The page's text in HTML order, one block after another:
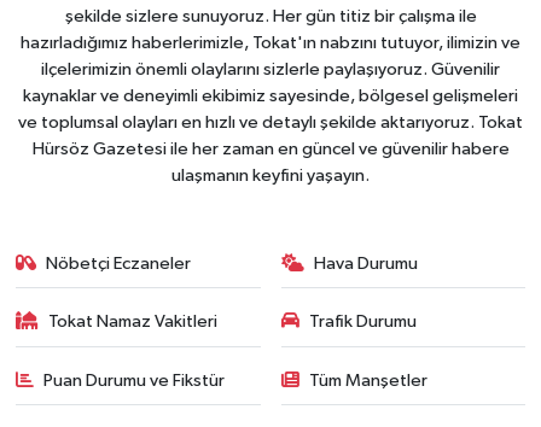
şekilde sizlere sunuyoruz. Her gün titiz bir çalışma ile
hazırladığımız haberlerimizle, Tokat'ın nabzını tutuyor, ilimizin ve
ilçelerimizin önemli olaylarını sizlerle paylaşıyoruz. Güvenilir
kaynaklar ve deneyimli ekibimiz sayesinde, bölgesel gelişmeleri
ve toplumsal olayları en hızlı ve detaylı şekilde aktarıyoruz. Tokat
Hürsöz Gazetesi ile her zaman en güncel ve güvenilir habere
ulaşmanın keyfini yaşayın.
Nöbetçi Eczaneler Hava Durumu
Tokat Namaz Vakitleri Trafik Durumu
Puan Durumu ve Fikstür Tüm Manşetler